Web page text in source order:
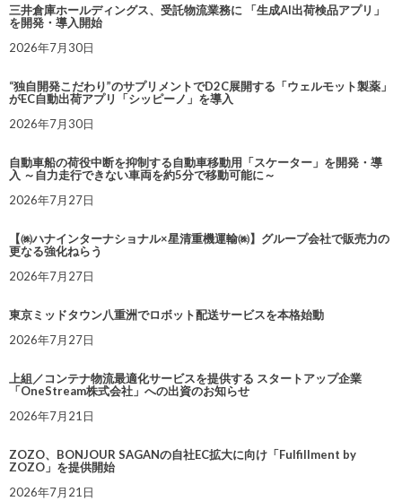
三井倉庫ホールディングス、受託物流業務に 「生成AI出荷検品アプリ」
を開発・導入開始
2026年7月30日
“独自開発こだわり”のサプリメントでD2C展開する「ウェルモット製薬」
がEC自動出荷アプリ「シッピーノ」を導入
2026年7月30日
自動車船の荷役中断を抑制する自動車移動用「スケーター」を開発・導
入 ～自力走行できない車両を約5分で移動可能に～
2026年7月27日
【㈱ハナインターナショナル×星清重機運輸㈱】グループ会社で販売力の
更なる強化ねらう
2026年7月27日
東京ミッドタウン八重洲でロボット配送サービスを本格始動
2026年7月27日
上組／コンテナ物流最適化サービスを提供する スタートアップ企業
「OneStream株式会社」への出資のお知らせ
2026年7月21日
ZOZO、BONJOUR SAGANの自社EC拡大に向け「Fulfillment by
ZOZO」を提供開始
2026年7月21日